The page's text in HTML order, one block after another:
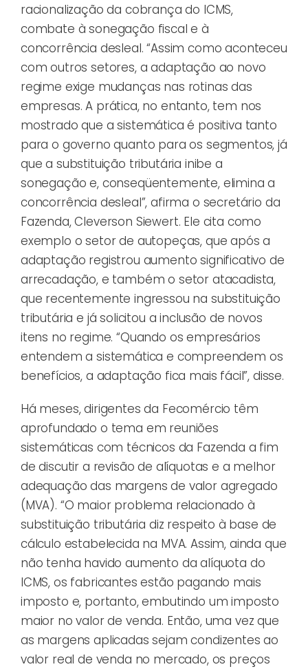
racionalização da cobrança do ICMS,
combate à sonegação fiscal e à
concorrência desleal. “Assim como aconteceu
com outros setores, a adaptação ao novo
regime exige mudanças nas rotinas das
empresas. A prática, no entanto, tem nos
mostrado que a sistemática é positiva tanto
para o governo quanto para os segmentos, já
que a substituição tributária inibe a
sonegação e, conseqüentemente, elimina a
concorrência desleal”, afirma o secretário da
Fazenda, Cleverson Siewert. Ele cita como
exemplo o setor de autopeças, que após a
adaptação registrou aumento significativo de
arrecadação, e também o setor atacadista,
que recentemente ingressou na substituição
tributária e já solicitou a inclusão de novos
itens no regime. “Quando os empresários
entendem a sistemática e compreendem os
benefícios, a adaptação fica mais fácil”, disse.
Há meses, dirigentes da Fecomércio têm
aprofundado o tema em reuniões
sistemáticas com técnicos da Fazenda a fim
de discutir a revisão de alíquotas e a melhor
adequação das margens de valor agregado
(MVA). “O maior problema relacionado à
substituição tributária diz respeito à base de
cálculo estabelecida na MVA. Assim, ainda que
não tenha havido aumento da alíquota do
ICMS, os fabricantes estão pagando mais
imposto e, portanto, embutindo um imposto
maior no valor de venda. Então, uma vez que
as margens aplicadas sejam condizentes ao
valor real de venda no mercado, os preços